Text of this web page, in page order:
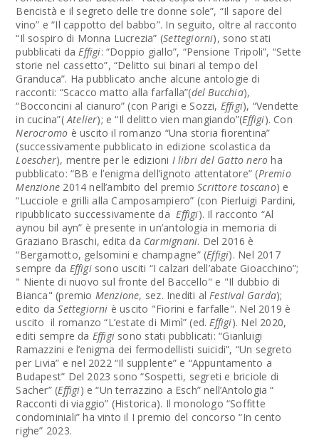
Bencistà e il segreto delle tre donne sole”, “Il sapore del
vino” e “Il cappotto del babbo”. In seguito, oltre al racconto
“Il sospiro di Monna Lucrezia” (Settegiorni), sono stati
pubblicati daEffigi: “Doppio giallo”, “Pensione Tripoli”, “Sette
storie nel cassetto”, “Delitto sui binari al tempo del
Granduca”. Ha pubblicato anche alcune antologie di
racconti: “Scacco matto alla farfalla”(del Bucchia),
“Bocconcini al cianuro” (con Parigi e Sozzi, Effigi), “Vendette
in cucina”(Atelier); e “Il delitto vien mangiando”(Effigi). Con
Nerocromo è uscito il romanzo “Una storia fiorentina”
(successivamente pubblicato in edizione scolastica da
Loescher), mentre per le edizioni I libri del Gatto nero ha
pubblicato: “BB e l’enigma dell’ignoto attentatore” (Premio
Menzione 2014 nell’ambito del premioScrittore toscano) e
“Lucciole e grilli alla Camposampiero” (con Pierluigi Pardini,
ripubblicato successivamente daEffigi). Il racconto “Al
aynou bil ayn” è presente in un’antologia in memoria di
Graziano Braschi, edita da Carmignani. Del 2016 è
“Bergamotto, gelsomini e champagne” (Effigi). Nel 2017
sempre da Effigisono usciti “I calzari dell’abate Gioacchino”;
" Niente di nuovo sul fronte del Baccello" e "Il dubbio di
Bianca" (premio Menzione, sez. Inediti alFestival Garda);
edito daSettegiorni è uscito "Fiorini e farfalle". Nel 2019 è
uscito il romanzo “L’estate di Mimì” (ed.Effigi). Nel 2020,
editi sempre da Effigi sono stati pubblicati: “Gianluigi
Ramazzini e l’enigma dei fermodellisti suicidi”, “Un segreto
per Livia” e nel 2022 “Il supplente” e “Appuntamento a
Budapest” Del 2023 sono “Sospetti, segreti e briciole di
Sacher” (Effigi) e “Un terrazzino a Esch” nell’Antologia “
Racconti di viaggio” (Historica). Il monologo “Soffitte
condominiali” ha vinto il I premio del concorso “In cento
righe” 2023.